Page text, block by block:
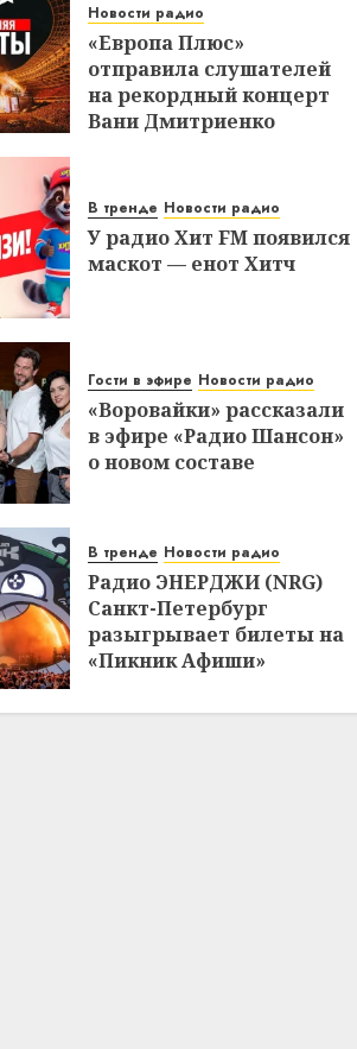
Новости радио
«Европа Плюс»
отправила слушателей
на рекордный концерт
Вани Дмитриенко
В тренде Новости радио
У радио Хит FM появился
маскот — енот Хитч
Гости в эфире Новости радио
«Воровайки» рассказали
в эфире «Радио Шансон»
о новом составе
В тренде Новости радио
Радио ЭНЕРДЖИ (NRG)
Санкт-Петербург
разыгрывает билеты на
«Пикник Афиши»